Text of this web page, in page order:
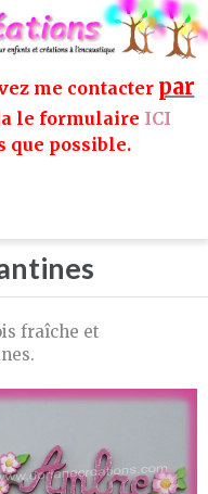
me contacter par
le formulaire ICI
que possible.
fraîche et